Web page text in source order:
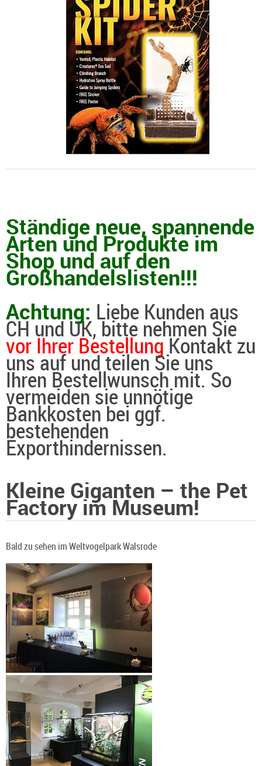
Ständige neue, spannende
Arten und Produkte im
Shop und auf den
Großhandelslisten!!!
Achtung: Liebe Kunden aus
CH und UK, bitte nehmen Sie
vor Ihrer BestellungKontakt zu
uns auf und teilen Sie uns
Ihren Bestellwunsch mit. So
vermeiden sie unnötige
Bankkosten bei ggf.
bestehenden
Exporthindernissen.
Kleine Giganten – the Pet
Factory im Museum!
Bald zu sehen im Weltvogelpark Walsrode